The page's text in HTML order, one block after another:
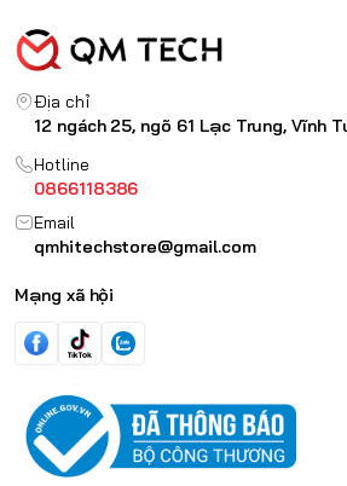
Địa chỉ
12 ngách 25, ngõ 61 Lạc Trung, Vĩnh
Hotline
0866118386
Email
qmhitechstore@gmail.com
Mạng xã hội